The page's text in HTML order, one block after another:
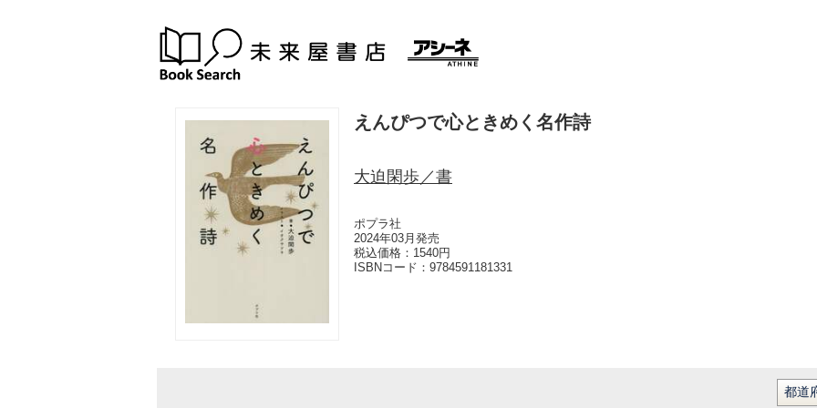
えんぴつで心ときめく名作詩
大迫閑歩／書
ポプラ社
2024年03月発売
税込価格：1540円
ISBNコード： 9784591181331